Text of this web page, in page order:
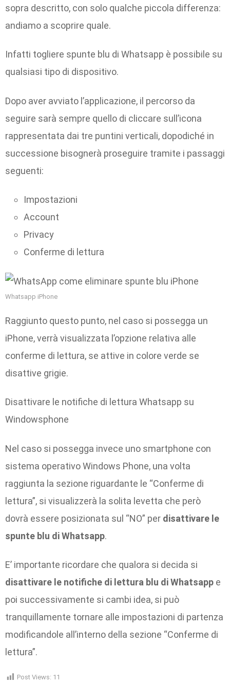
sopra descritto, con solo qualche piccola differenza:
andiamo a scoprire quale.
Infatti togliere spunte blu di Whatsapp è possibile su
qualsiasi tipo di dispositivo.
Dopo aver avviato l’applicazione, il percorso da
seguire sarà sempre quello di cliccare sull’icona
rappresentata dai tre puntini verticali, dopodiché in
successione bisognerà proseguire tramite i passaggi
seguenti:
Impostazioni
Account
Privacy
Conferme di lettura
Whatsapp iPhone
Raggiunto questo punto, nel caso si possegga un
iPhone, verrà visualizzata l’opzione relativa alle
conferme di lettura, se attive in colore verde se
disattive grigie.
Disattivare le notifiche di lettura Whatsapp su
Windowsphone
Nel caso si possegga invece uno smartphone con
sistema operativo Windows Phone, una volta
raggiunta la sezione riguardante le “Conferme di
lettura”, si visualizzerà la solita levetta che però
dovrà essere posizionata sul “NO” per disattivare le
spunte blu di Whatsapp.
E’ importante ricordare che qualora si decida si
disattivare le notifiche di lettura blu di Whatsapp e
poi successivamente si cambi idea, si può
tranquillamente tornare alle impostazioni di partenza
modificandole all’interno della sezione “Conferme di
lettura”.
Post Views: 11